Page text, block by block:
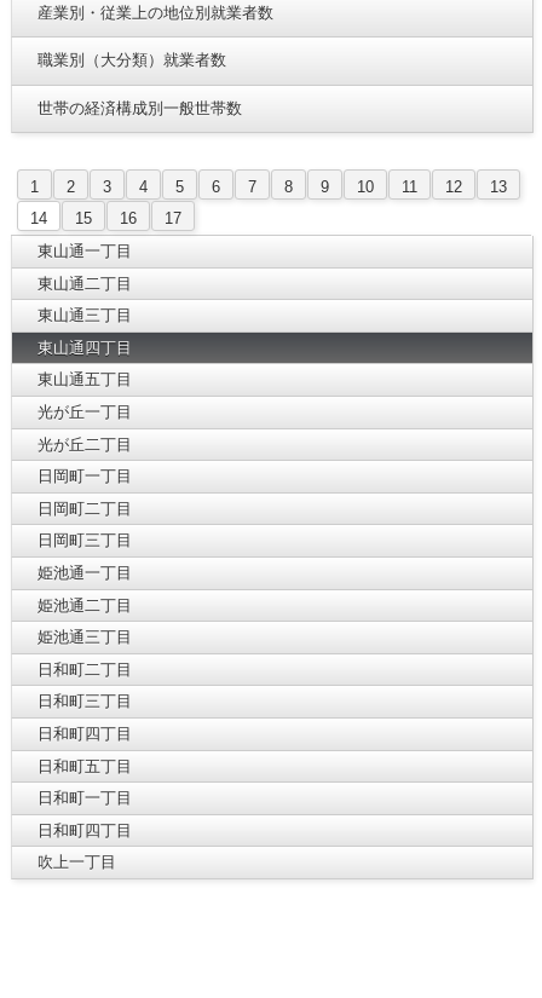
産業別・従業上の地位別就業者数
職業別（大分類）就業者数
世帯の経済構成別一般世帯数
1 2 3 4 5 6 7 8 9 10 11 12
13
14
15 16
17
東山通一丁目
東山通二丁目
東山通三丁目
東山通四丁目
東山通五丁目
光が丘一丁目
光が丘二丁目
日岡町一丁目
日岡町二丁目
日岡町三丁目
姫池通一丁目
姫池通二丁目
姫池通三丁目
日和町二丁目
日和町三丁目
日和町四丁目
日和町五丁目
日和町一丁目
日和町四丁目
吹上一丁目